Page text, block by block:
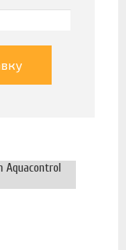
Aquacontrol